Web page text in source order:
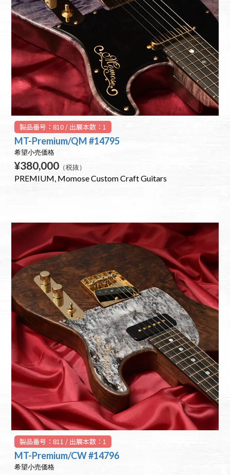
製品番号：810 / 出展本数：1
MT-Premium/QM #14795
希望小売価格
¥380,000 （税抜）
PREMIUM Momose Custom Craft Guitars
製品番号：811 / 出展本数：1
MT-Premium/CW #14796
希望小売価格